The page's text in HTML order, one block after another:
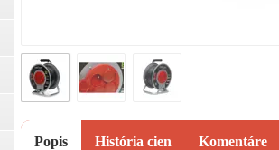
Popis História cien Komentáre